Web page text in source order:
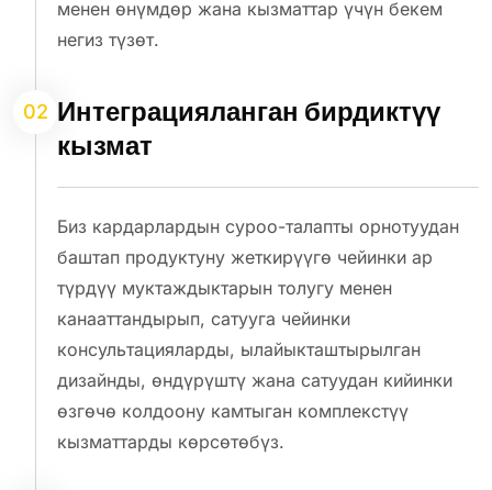
менен өнүмдөр жана кызматтар үчүн бекем
негиз түзөт.
02 Интеграцияланган бирдиктүү
кызмат
Биз кардарлардын суроо-талапты орнотуудан
баштап продуктуну жеткирүүгө чейинки ар
түрдүү муктаждыктарын толугу менен
канааттандырып, сатууга чейинки
консультацияларды, ылайыкташтырылган
дизайнды, өндүрүштү жана сатуудан кийинки
өзгөчө колдоону камтыган комплекстүү
кызматтарды көрсөтөбүз.